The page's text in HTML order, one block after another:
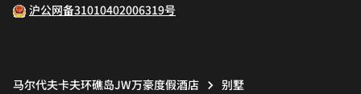
沪公网备31010402006319号
马尔代夫卡夫环礁岛JW万豪度假酒店 别墅